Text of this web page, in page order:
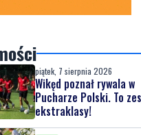
piątek, 7 sierpnia 2026
Wikęd poznał rywala w
Pucharze Polski. To
ekstraklasy!